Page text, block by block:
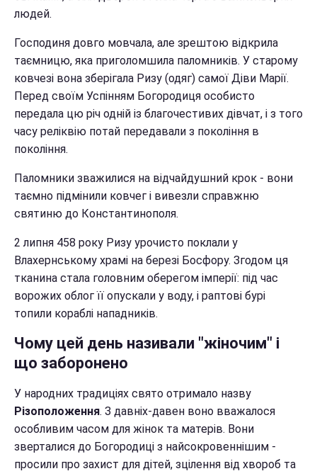
людей.
Господиня довго мовчала, але зрештою відкрила
таємницю, яка приголомшила паломників. У старому
ковчезі вона зберігала Ризу (одяг) самої Діви Марії.
Перед своїм Успінням Богородиця особисто
передала цю річ одній із благочестивих дівчат, і з того
часу реліквію потай передавали з покоління в
покоління.
Паломники зважилися на відчайдушний крок - вони
таємно підмінили ковчег і вивезли справжню
святиню до Константинополя.
2 липня 458 року Ризу урочисто поклали у
Влахернському храмі на березі Босфору. Згодом ця
тканина стала головним оберегом імперії: під час
ворожих облог її опускали у воду, і раптові бурі
топили кораблі нападників.
Чому цей день називали "жіночим" і
що заборонено
У народних традиціях свято отримало назву
Різоположення. З давніх-давен воно вважалося
особливим часом для жінок та матерів. Вони
зверталися до Богородиці з найсокровеннішим -
просили про захист для дітей, зцілення від хвороб та